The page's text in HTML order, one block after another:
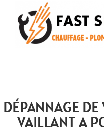
DÉPANNAGE
VAILLANT A